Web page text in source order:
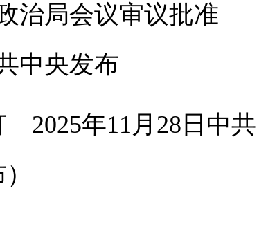
政治局会议审议批准
中央发布
2025年11月28日中共